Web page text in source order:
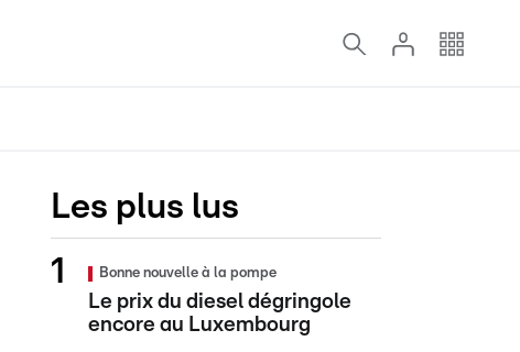
Les plus lus
Bonne nouvelle à la pompe
Le prix du diesel dégringole
encore au Luxembourg